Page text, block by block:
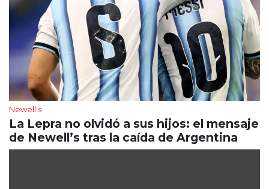
Newell's
La Lepra no olvidó a sus hijos: el mensaje
de Newell’s tras la caída de Argentina